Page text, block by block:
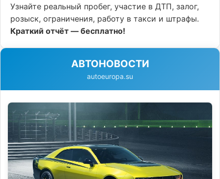
Узнайте реальный пробег, участие в ДТП, залог,
розыск, ограничения, работу в такси и штрафы.
Краткий отчёт — бесплатно!
АВТОНОВОСТИ
autoeuropa.su